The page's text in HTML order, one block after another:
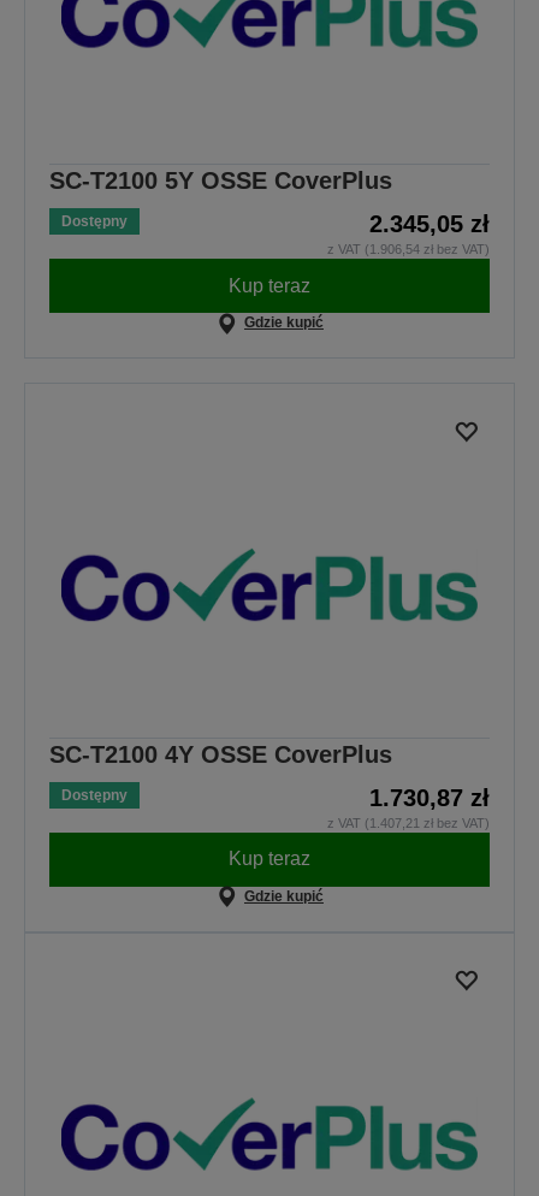
SC-T2100 5Y OSSE CoverPlus
Dostępny 2.345,05 zł
z VAT (1.906,54 zł bez VAT)
Kup teraz
Gdzie kupić
SC-T2100 4Y OSSE CoverPlus
Dostępny 1.730,87 zł
z VAT (1.407,21 zł bez VAT)
Kup teraz
Gdzie kupić